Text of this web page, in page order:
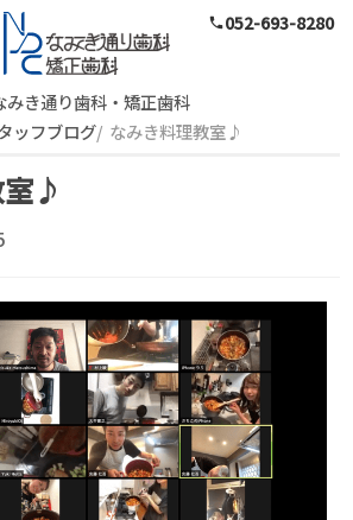
スタッフブログ
phone052-693-8280
みき通り歯科・矯正歯科
ッフブログ なみき料理教室♪
室♪